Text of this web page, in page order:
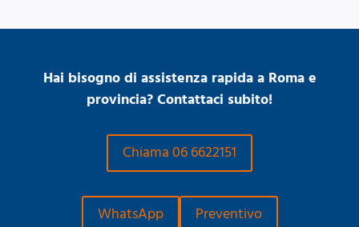
Hai bisogno di assistenza rapida a Roma e
provincia? Contattaci subito!
Chiama 06 6622151
WhatsApp Preventivo